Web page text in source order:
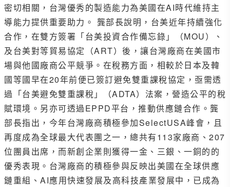
密切相關，台灣優秀的製造能力為美國在AI時代維持主
導能力提供重要助力。 龔部長說明，台美近年持續強化
合作，在雙方簽署「台美投資合作備忘錄」（MOU）、
及台美對等貿易協定（ART）後，讓台灣廠商在美國市
場與他國廠商公平競爭。在稅務方面，相較於日本及韓
國等國早在20年前便已簽訂避免雙重課稅協定，亟需透
過「台美避免雙重課稅」（ADTA）法案，營造公平的稅
賦環境。另亦可透過EPPD平台，推動供應鏈合作。龔
部長指出，今年台灣廠商積極參加SelectUSA峰會，且
再度成為全球最大代表團之一，總共有113家廠商、207
位團員出席，而新創企業則獲得一金、三銀、一銅的的
優秀表現。台灣廠商的積極參與反映出美國在全球供應
鏈重組、AI應用快速發展及高科技產業發展中，已成為